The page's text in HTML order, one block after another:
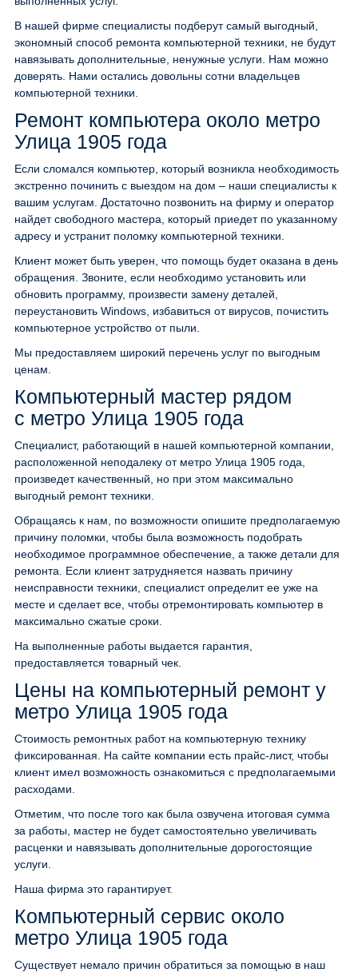
В нашей фирме специалисты подберут самый выгодный,
экономный способ ремонта компьютерной техники, не будут
навязывать дополнительные, ненужные услуги. Нам можно
доверять. Нами остались довольны сотни владельцев
компьютерной техники.
Ремонт компьютера около метро
Улица 1905 года
Если сломался компьютер, который возникла необходимость
экстренно починить с выездом на дом – наши специалисты к
вашим услугам. Достаточно позвонить на фирму и оператор
найдет свободного мастера, который приедет по указанному
адресу и устранит поломку компьютерной техники.
Клиент может быть уверен, что помощь будет оказана в день
обращения. Звоните, если необходимо установить или
обновить программу, произвести замену деталей,
переустановить Windows, избавиться от вирусов, почистить
компьютерное устройство от пыли.
Мы предоставляем широкий перечень услуг по выгодным
ценам.
Компьютерный мастер рядом
с метро Улица 1905 года
Специалист, работающий в нашей компьютерной компании,
расположенной неподалеку от метро Улица 1905 года,
произведет качественный, но при этом максимально
выгодный ремонт техники.
Обращаясь к нам, по возможности опишите предполагаемую
причину поломки, чтобы была возможность подобрать
необходимое программное обеспечение, а также детали для
ремонта. Если клиент затрудняется назвать причину
неисправности техники, специалист определит ее уже на
месте и сделает все, чтобы отремонтировать компьютер в
максимально сжатые сроки.
На выполненные работы выдается гарантия,
предоставляется товарный чек.
Цены на компьютерный ремонт у
метро Улица 1905 года
Стоимость ремонтных работ на компьютерную технику
фиксированная. На сайте компании есть прайс-лист, чтобы
клиент имел возможность ознакомиться с предполагаемыми
расходами.
Отметим, что после того как была озвучена итоговая сумма
за работы, мастер не будет самостоятельно увеличивать
расценки и навязывать дополнительные дорогостоящие
услуги.
Наша фирма это гарантирует.
Компьютерный сервис около
метро Улица 1905 года
Существует немало причин обратиться за помощью в наш